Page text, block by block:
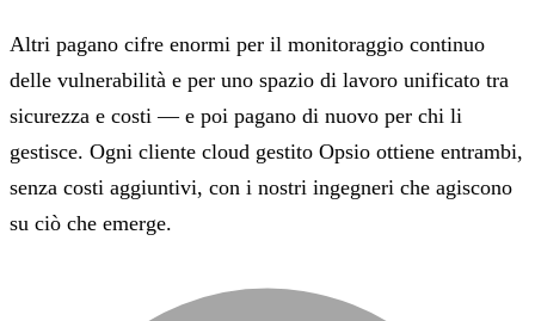
Altri pagano cifre enormi per il monitoraggio continuo
delle vulnerabilità e per uno spazio di lavoro unificato tra
sicurezza e costi — e poi pagano di nuovo per chi li
gestisce. Ogni cliente cloud gestito Opsio ottiene entrambi,
senza costi aggiuntivi, con i nostri ingegneri che agiscono
su ciò che emerge.